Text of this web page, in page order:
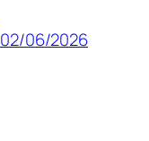
02/06/2026